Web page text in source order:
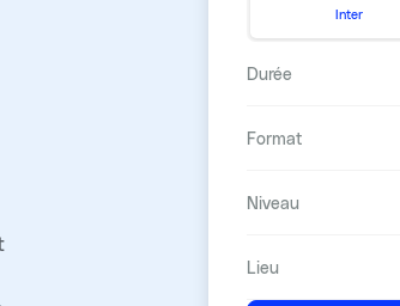
Inter
Durée
Format
Niveau
Lieu